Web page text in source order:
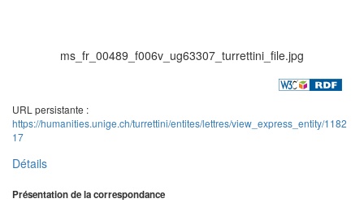
ms_fr_00489_f006v_ug63307_turrettini_file.jpg
URL persistante :
https://humanities.unige.ch/turrettini/entites/lettres/view_express_entity/1182
17
Détails
Présentation de la correspondance